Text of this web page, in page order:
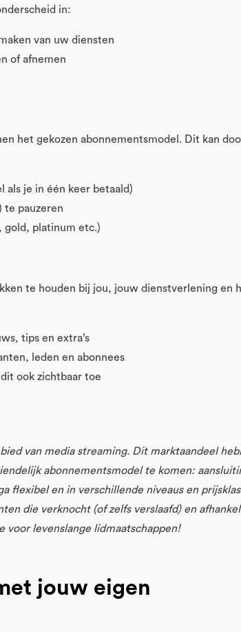
in:
van uw diensten
of afnemen
het gekozen abonnementsmodel. Dit kan
als je in één keer betaald)
te pauzeren
gold, platinum etc.)
te houden bij jou, jouw dienstverlening en
tips en extra’s
leden en abonnees
ook zichtbaar toe
van media streaming. Dit marktaandeel
abonnementsmodel te komen:
flexibel en in verschillende niveaus en
die verknocht (of zelfs verslaafd) en
voor levenslange lidmaatschappen!
jouw eigen